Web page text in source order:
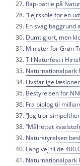
Rap-battle på
“Lejrskole for en
En svag baggrund
Dumt gjort, men
Minister for Grøn
Til Naturfest i
Naturnationalpark
Livsfarlige læsioner
Bestyrelsen for
Fra biolog til
“Jeg tror
“Målrettet
Naturstyrelsen
Lang vej til de
Naturnationalpark